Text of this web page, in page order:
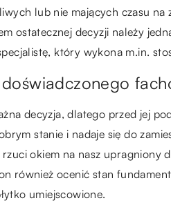
lub nie mających czasu na
ostatecznej decyzji należy
który wykona m.in.
decyzja, dlatego przed jej
stanie i nadaje się do
okiem na nasz upragniony
również ocenić stan
umiejscowione.